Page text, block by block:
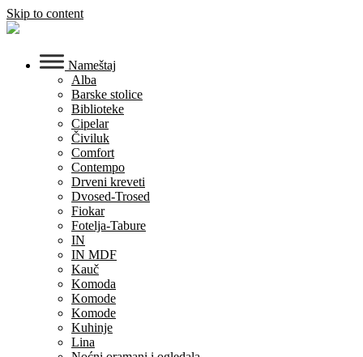
Skip to content
Nameštaj
Alba
Barske stolice
Biblioteke
Cipelar
Čiviluk
Comfort
Contempo
Drveni kreveti
Dvosed-Trosed
Fiokar
Fotelja-Tabure
IN
IN MDF
Kauč
Komoda
Komode
Komode
Kuhinje
Lina